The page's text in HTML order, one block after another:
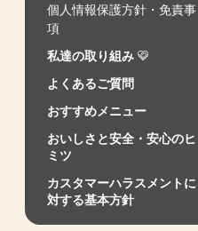
個人情報保護方針・免責事
項
私達の取り組み
よくあるご質問
おすすめメニュー
おいしさと安全・安心のヒ
ミツ
カスタマーハラスメントに
対する基本方針